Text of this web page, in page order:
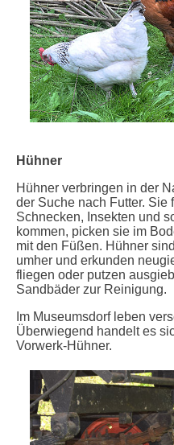
Hühner
Hühner verbringen in der
der Suche nach Futter. Sie
Schnecken, Insekten und
kommen, picken sie im
mit den Füßen. Hühner
umher und erkunden
fliegen oder putzen
Sandbäder zur Reinigung.
Im Museumsdorf leben
Überwiegend handelt es
Vorwerk-Hühner.